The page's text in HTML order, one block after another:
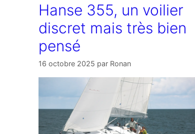
Hanse 355, un voilier
discret mais très bien
pensé
16 octobre 2025 par Ronan